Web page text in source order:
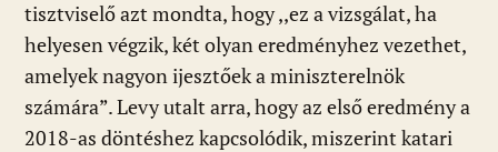
tisztviselő azt mondta, hogy ,,ez a vizsgálat, ha
helyesen végzik, két olyan eredményhez vezethet,
amelyek nagyon ijesztőek a miniszterelnök
számára”. Levy utalt arra, hogy az első eredmény a
2018-as döntéshez kapcsolódik, miszerint katari